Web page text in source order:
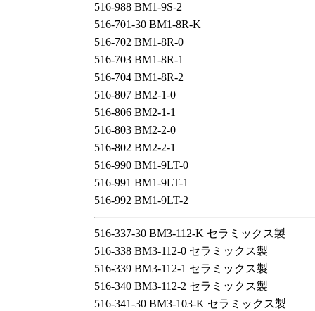
516-988 BM1-9S-2
516-701-30 BM1-8R-K
516-702 BM1-8R-0
516-703 BM1-8R-1
516-704 BM1-8R-2
516-807 BM2-1-0
516-806 BM2-1-1
516-803 BM2-2-0
516-802 BM2-2-1
516-990 BM1-9LT-0
516-991 BM1-9LT-1
516-992 BM1-9LT-2
516-337-30 BM3-112-K セラミックス製
516-338 BM3-112-0 セラミックス製
516-339 BM3-112-1 セラミックス製
516-340 BM3-112-2 セラミックス製
516-341-30 BM3-103-K セラミックス製